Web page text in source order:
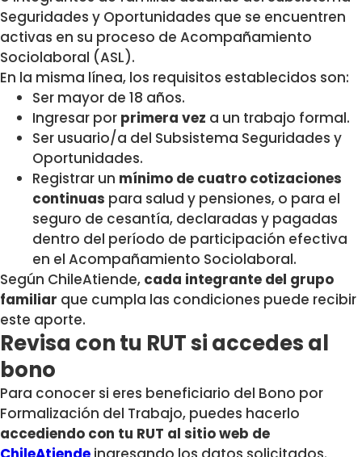
Seguridades y Oportunidades que se encuentren
activas en su proceso de Acompañamiento
Sociolaboral (ASL).
En la misma línea, los requisitos establecidos son:
Ser mayor de 18 años.
Ingresar por primera vez a un trabajo formal.
Ser usuario/a del Subsistema Seguridades y
Oportunidades.
Registrar un mínimo de cuatro cotizaciones
continuas para salud y pensiones, o para el
seguro de cesantía, declaradas y pagadas
dentro del período de participación efectiva
en el Acompañamiento Sociolaboral.
Según ChileAtiende, cada integrante del grupo
familiar que cumpla las condiciones puede recibir
este aporte.
Revisa con tu RUT si accedes al
bono
Para conocer si eres beneficiario del Bono por
Formalización del Trabajo, puedes hacerlo
accediendo con tu RUT al sitio web de